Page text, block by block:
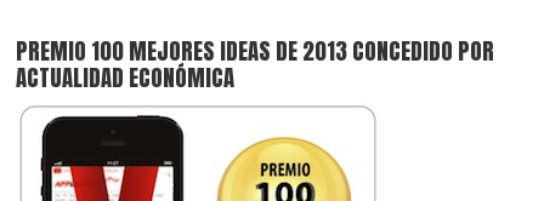
PREMIO 100 MEJORES IDEAS DE 2013 CONCEDIDO POR
ACTUALIDAD ECONÓMICA